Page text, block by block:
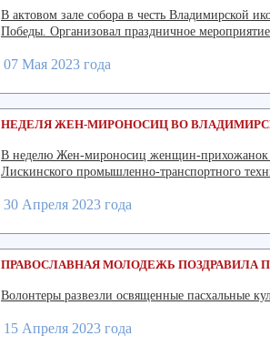
В актовом зале собора в честь Владимирской
Победы. Организовал праздничное
07 Мая 2023 года
НЕДЕЛЯ ЖЕН-МИРОНОСИЦ ВО
В неделю Жен-мироносиц женщин-прихожанок
Лискинского промышленно-транспортного
30 Апреля 2023 года
ПРАВОСЛАВНАЯ МОЛОДЕЖЬ ПОЗДРАВИЛА
Волонтеры развезли освященные пасхальные
15 Апреля 2023 года